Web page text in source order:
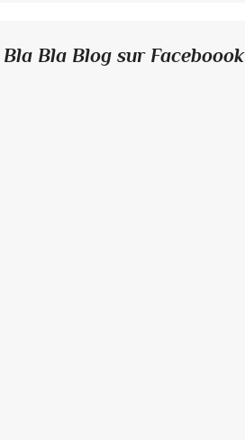
Bla Bla Blog sur Faceboook